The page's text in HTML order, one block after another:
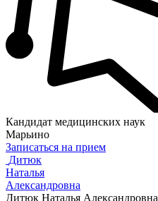
Кандидат медицинских наук
Марьино
Записаться на прием
Дитюк
Наталья
Александровна
Дитюк Наталья Александровна